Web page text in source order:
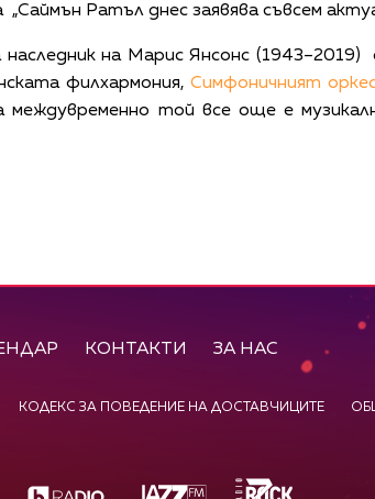
Ратъл днес заявява съвсем
на Марис Янсонс
филхармония,Симфоничният
междувременно той все още е
КОНТАКТИ ЗА НАС
КОДЕКС ЗА ПОВЕДЕНИЕ НА ДОСТАВЧИЦИТЕ